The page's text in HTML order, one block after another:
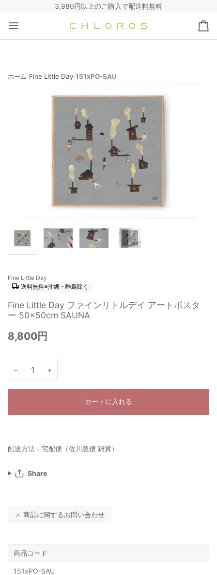
3,980円以上のご購入で配送料無料
カ
ー
ホーム›Fine Little Day›151xPO-SAU
Fine Little Day
送料無料※沖縄・離島除く
Fine Little Day ファインリトルデイ アートポスタ
ー 50×50cm SAUNA
8,800円
− +
カートに入れる
配送方法：宅配便（佐川急便 雑貨）
Share
＞ 商品に関するお問い合わせ
商品コード
151xPO-SAU